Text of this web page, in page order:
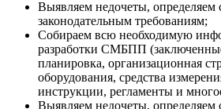
Выявляем недочеты, определяем
законодательным требованиям;
Собираем всю необходимую
разработки СМБПП
планировка, организационная
оборудования, средства
инструкции, регламенты и
Выявляем недочеты, определяем